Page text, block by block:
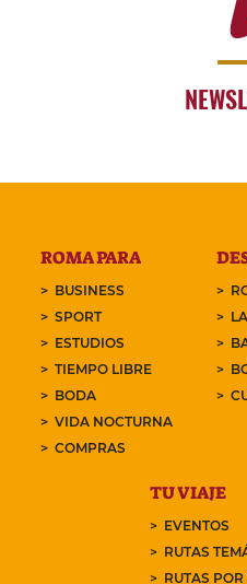
ROMA PARA
BUSINESS
SPORT
ESTUDIOS
TIEMPO LIBRE
BODA
VIDA NOCTURNA
COMPRAS
TU VIAJE
EVENTOS
RUTAS
RUTAS